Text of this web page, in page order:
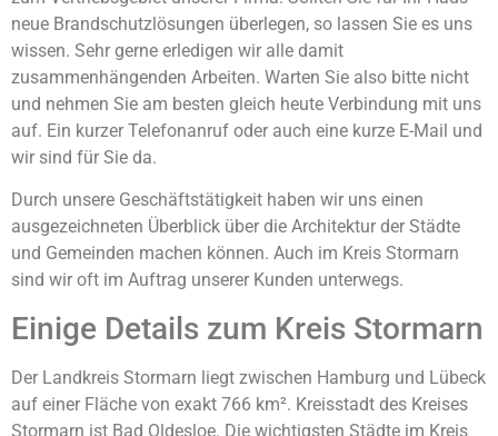
neue Brandschutzlösungen überlegen, so lassen Sie es uns
wissen. Sehr gerne erledigen wir alle damit
zusammenhängenden Arbeiten. Warten Sie also bitte nicht
und nehmen Sie am besten gleich heute Verbindung mit uns
auf. Ein kurzer Telefonanruf oder auch eine kurze E-Mail und
wir sind für Sie da.
Durch unsere Geschäftstätigkeit haben wir uns einen
ausgezeichneten Überblick über die Architektur der Städte
und Gemeinden machen können. Auch im Kreis Stormarn
sind wir oft im Auftrag unserer Kunden unterwegs.
Einige Details zum Kreis Stormarn
Der Landkreis Stormarn liegt zwischen Hamburg und Lübeck
auf einer Fläche von exakt 766 km². Kreisstadt des Kreises
Stormarn ist Bad Oldesloe. Die wichtigsten Städte im Kreis